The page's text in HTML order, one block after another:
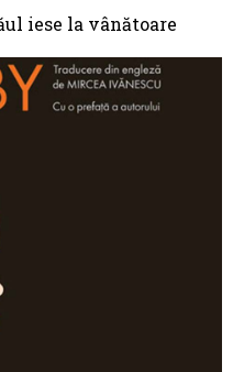
iese la vânătoare